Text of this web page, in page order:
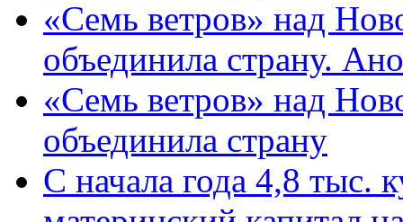
«Семь ветров» над
объединила страну.
«Семь ветров» над
объединила страну
С начала года 4,8 тыс.